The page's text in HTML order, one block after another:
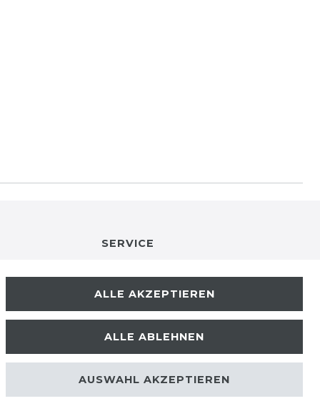
SERVICE
RETOURENINFO
KONTAKT
ZAHLUNGSARTEN
ALLE AKZEPTIEREN
ALLE ABLEHNEN
AUSWAHL AKZEPTIEREN